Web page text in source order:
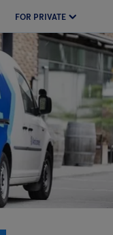
FOR PRIVATE